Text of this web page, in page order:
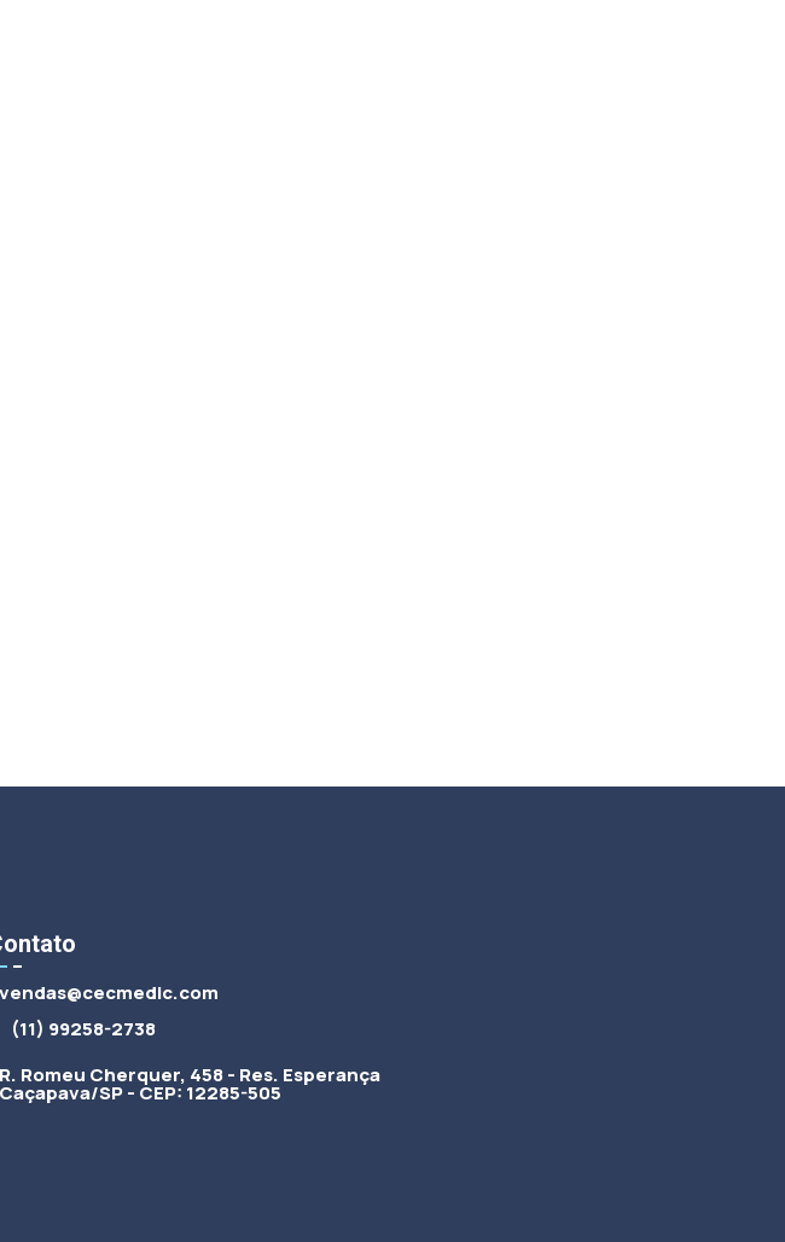
vendas@cecmedic.com
(11) 99258-2738
R. Romeu Cherquer, 458 - Res. Esperança
Caçapava/SP - CEP: 12285-505